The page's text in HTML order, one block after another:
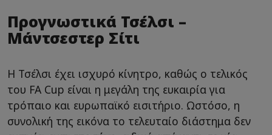
Προγνωστικά Τσέλσι –
Μάντσεστερ Σίτι
Η Τσέλσι έχει ισχυρό κίνητρο, καθώς ο τελικός
του FA Cup είναι η μεγάλη της ευκαιρία για
τρόπαιο και ευρωπαϊκό εισιτήριο. Ωστόσο, η
συνολική της εικόνα το τελευταίο διάστημα δεν